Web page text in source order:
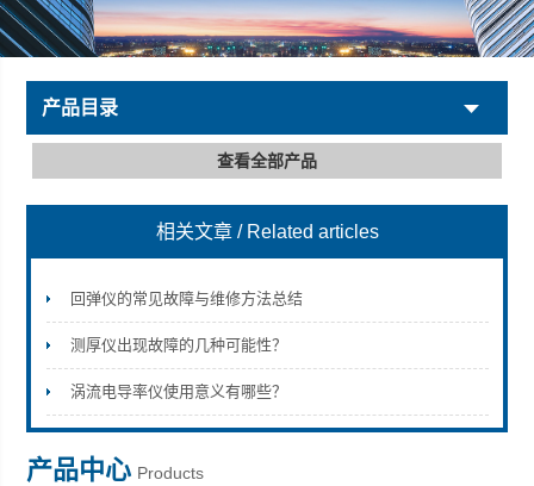
深圳市深博瑞仪器仪表有限公司
产品目录
查看全部产品
相关文章 / Related articles
回弹仪的常见故障与维修方法总结
测厚仪出现故障的几种可能性？
涡流电导率仪使用意义有哪些？
产品中心 Products